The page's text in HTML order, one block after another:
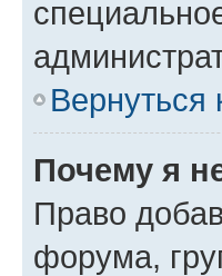
Вернуться
Почему я
Право
форума,